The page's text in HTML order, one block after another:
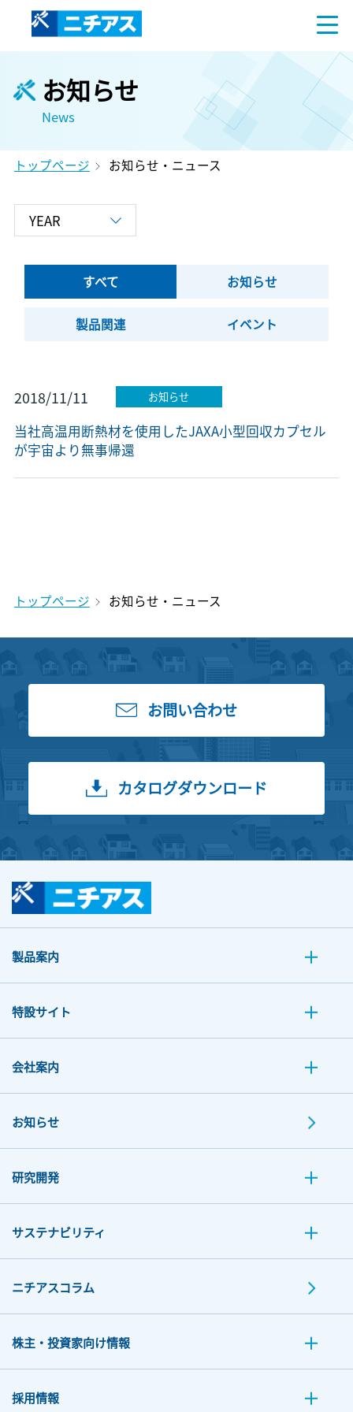
お知らせ
News
トップページ お知らせ・ニュース
すべて お知らせ
製品関連 イベント
2018/11/11 お知らせ
当社高温用断熱材を使用したJAXA小型回収カプセル
が宇宙より無事帰還
トップページ お知らせ・ニュース
お問い合わせ
カタログダウンロード
製品案内
特設サイト
会社案内
お知らせ
研究開発
サステナビリティ
ニチアスコラム
株主・投資家向け情報
採用情報